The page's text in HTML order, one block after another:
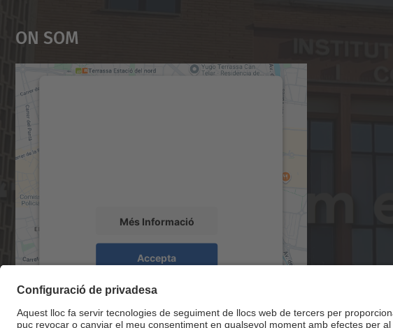
On Som
Més Informació
Accepta
powered by
Management Platform